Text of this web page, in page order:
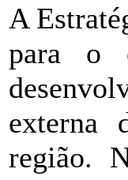
A
para o
externa
região.